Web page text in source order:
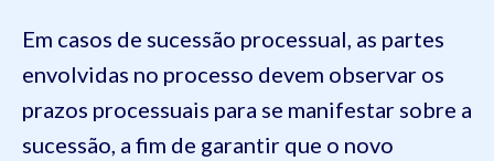
Em casos de sucessão processual, as partes
envolvidas no processo devem observar os
prazos processuais para se manifestar sobre a
sucessão, a fim de garantir que o novo